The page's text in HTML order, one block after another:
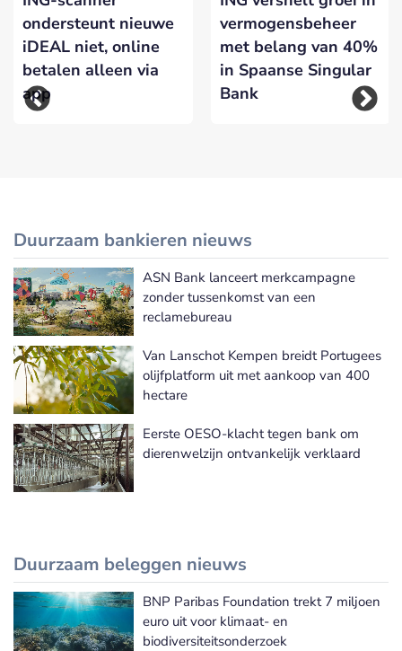
ondersteunt nieuwe
iDEAL niet, online
betalen alleen via
app
vermogensbeheer
met belang van 40%
in Spaanse Singular
Bank
Duurzaam bankieren nieuws
Meer Duurzaam bankieren nieuws
ASN Bank lanceert merkcampagne
zonder tussenkomst van een
reclamebureau
Van Lanschot Kempen breidt Portugees
olijfplatform uit met aankoop van 400
hectare
Eerste OESO-klacht tegen bank om
dierenwelzijn ontvankelijk verklaard
Duurzaam beleggen nieuws
Meer Duurzaam beleggen nieuws
BNP Paribas Foundation trekt 7 miljoen
euro uit voor klimaat- en
biodiversiteitsonderzoek